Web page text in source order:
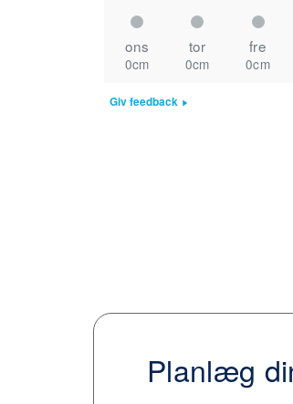
ons tor fre
0cm 0cm 0cm
Giv feedback
Planlæg